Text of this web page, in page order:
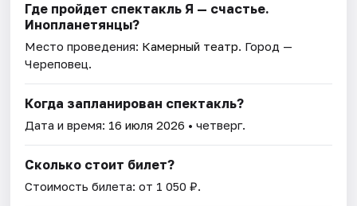
Где пройдет спектакль Я — счастье.
Инопланетянцы?
Место проведения: Камерный театр. Город —
Череповец.
Когда запланирован спектакль?
Дата и время: 16 июля 2026 • четверг.
Сколько стоит билет?
Стоимость билета: от 1 050 ₽.